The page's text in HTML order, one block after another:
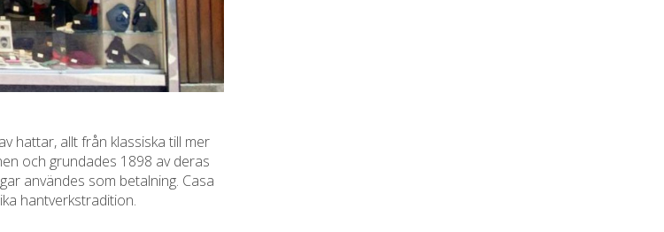
hattar, allt från klassiska till mer
och grundades 1898 av deras
användes som betalning. Casa
hantverkstradition.